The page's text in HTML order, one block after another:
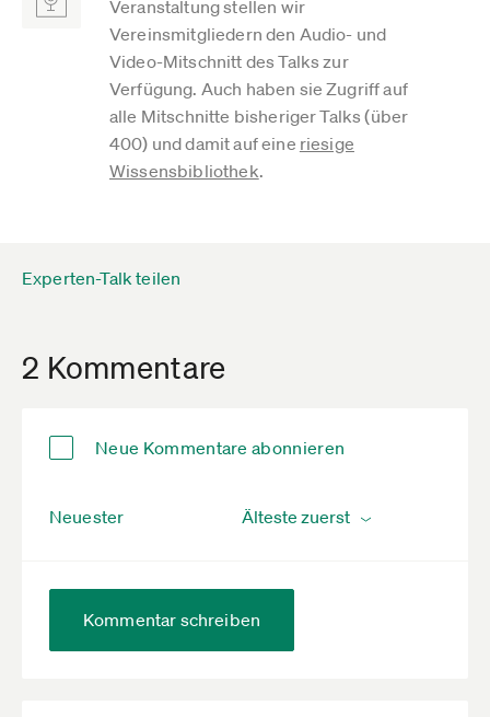
Veranstaltung stellen wir
Vereinsmitgliedern den Audio- und
Video-Mitschnitt des Talks zur
Verfügung. Auch haben sie Zugriff auf
alle Mitschnitte bisheriger Talks (über
400) und damit auf eine riesige
Wissensbibliothek.
Experten-Talk teilen
2 Kommentare
Neue Kommentare abonnieren
Neuester
Kommentar schreiben